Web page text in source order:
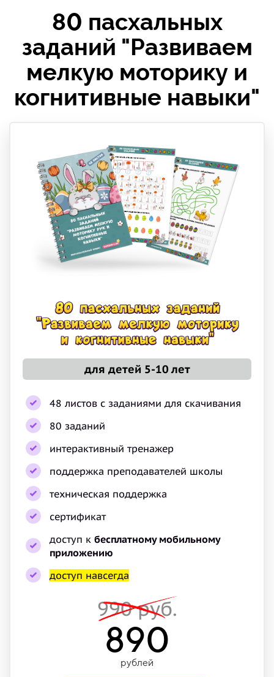
80 пасхальных
заданий "Развиваем
мелкую моторику и
когнитивные навыки"
для детей 5-10 лет
48 листов с заданиями для скачивания
80 заданий
интерактивный тренажер
поддержка преподавателей школы
техническая поддержка
сертификат
доступ к бесплатному мобильному
приложению
доступ навсегда
990 руб.
890
рублей